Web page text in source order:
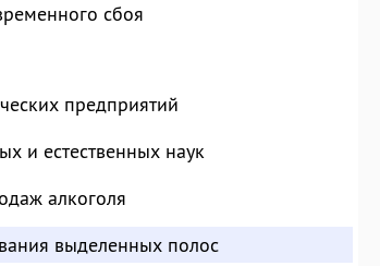
сбоя
предприятий
и естественных наук
алкоголя
выделенных полос